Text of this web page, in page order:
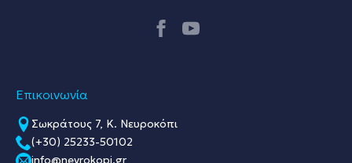
Επικοινωνία
Σωκράτους 7, Κ. Νευροκόπι
(+30) 25233-50102
info@nevrokopi.gr